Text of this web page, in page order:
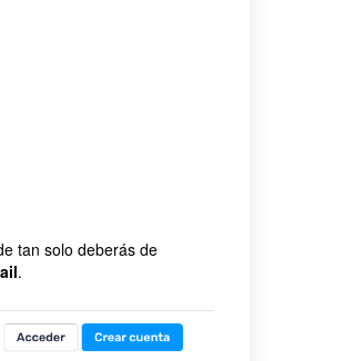
tan solo deberás de
.